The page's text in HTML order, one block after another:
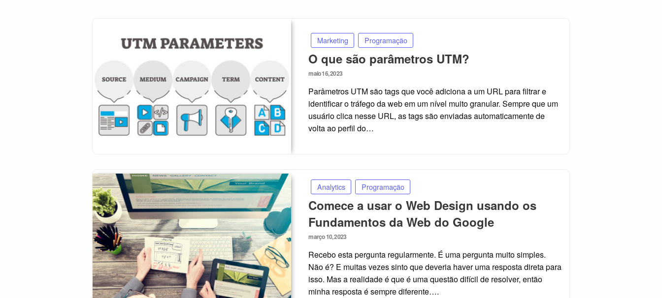
Marketing Programação
O que são parâmetros UTM?
Posted
maio 16, 2023
Parâmetros UTM são tags que você adiciona a um URL para filtrar e
identificar o tráfego da web em um nível muito granular. Sempre que um
usuário clica nesse URL, as tags são enviadas automaticamente de
volta ao perfil do…
Analytics Programação
Comece a usar o Web Design usando os
Fundamentos da Web do Google
Posted
março 10, 2023
Recebo esta pergunta regularmente. É uma pergunta muito simples.
Não é? E muitas vezes sinto que deveria haver uma resposta direta para
isso. Mas a realidade é que é uma questão difícil de resolver, então
minha resposta é sempre diferente….